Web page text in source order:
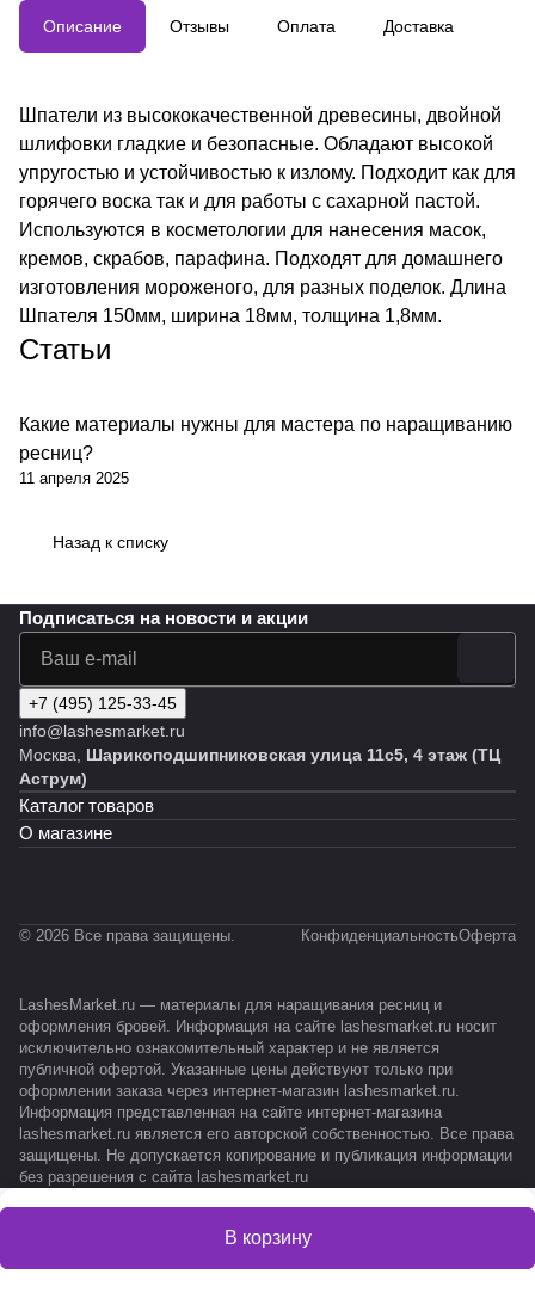
Описание Отзывы Оплата Доставка
Шпатели из высококачественной древесины, двойной
шлифовки гладкие и безопасные. Обладают высокой
упругостью и устойчивостью к излому. Подходит как для
горячего воска так и для работы с сахарной пастой.
Используются в косметологии для нанесения масок,
кремов, скрабов, парафина. Подходят для домашнего
изготовления мороженого, для разных поделок. Длина
Шпателя 150мм, ширина 18мм, толщина 1,8мм.
Статьи
Какие материалы нужны для мастера по наращиванию
ресниц?
11 апреля 2025
Назад к списку
В корзину
Подписаться на новости и акции
+7 (495) 125-33-45
info@lashesmarket.ru
Москва, Шарикоподшипниковская улица 11с5, 4 этаж (ТЦ
Аструм)
Каталог товаров
О магазине
© 2026 Все права защищены. КонфиденциальностьОферта
LashesMarket.ru — материалы для наращивания ресниц и
оформления бровей. Информация на сайте lashesmarket.ru носит
исключительно ознакомительный характер и не является
публичной офертой. Указанные цены действуют только при
оформлении заказа через интернет-магазин lashesmarket.ru.
Информация представленная на сайте интернет-магазина
lashesmarket.ru является его авторской собственностью. Все права
защищены. Не допускается копирование и публикация информации
без разрешения с сайта lashesmarket.ru